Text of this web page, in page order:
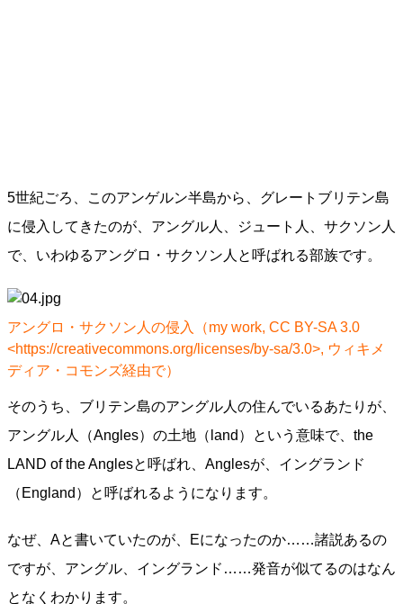
5世紀ごろ、このアンゲルン半島から、グレートブリテン島
に侵入してきたのが、アングル人、ジュート人、サクソン人
で、いわゆるアングロ・サクソン人と呼ばれる部族です。
アングロ・サクソン人の侵入（my work, CC BY-SA 3.0
<https://creativecommons.org/licenses/by-sa/3.0>, ウィキメ
ディア・コモンズ経由で）
そのうち、ブリテン島のアングル人の住んでいるあたりが、
アングル人（Angles）の土地（land）という意味で、the
LAND of the Anglesと呼ばれ、Anglesが、イングランド
（England）と呼ばれるようになります。
なぜ、Aと書いていたのが、Eになったのか……諸説あるの
ですが、アングル、イングランド……発音が似てるのはなん
となくわかります。